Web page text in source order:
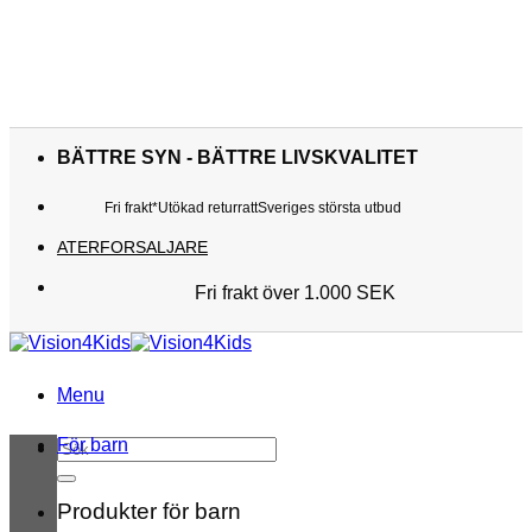
BÄTTRE SYN - BÄTTRE LIVSKVALITET
Fri frakt*Utökad returrattSveriges största utbud
ATERFORSALJARE
Fri frakt över 1.000 SEK
Kunderna älskar oss
Utökad returratt
Sveriges största utbud
Menu
Sök
efter:
För barn
Produkter för barn